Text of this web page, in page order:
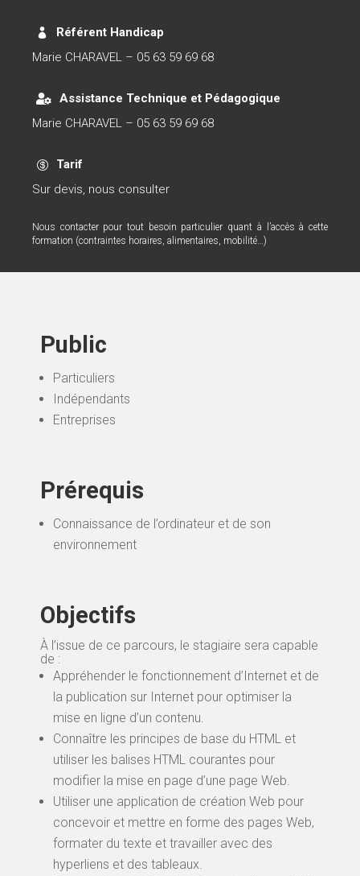
Public
Particuliers
Indépendants
Entreprises
Prérequis
Connaissance de l’ordinateur et de son
environnement
Objectifs
À l’issue de ce parcours, le stagiaire sera capable
de :
Appréhender le fonctionnement d’Internet et de
la publication sur Internet pour optimiser la
mise en ligne d’un contenu.
Connaître les principes de base du HTML et
utiliser les balises HTML courantes pour
modifier la mise en page d’une page Web.
Utiliser une application de création Web pour
concevoir et mettre en forme des pages Web,
formater du texte et travailler avec des
hyperliens et des tableaux.

Référent Handicap
Marie CHARAVEL – 05 63 59 69 68

Assistance Technique et Pédagogique
Marie CHARAVEL – 05 63 59 69 68

Tarif
Sur devis, nous consulter
Nous contacter pour tout besoin particulier quant à l’accès à cette
formation (contraintes horaires, alimentaires, mobilité…)